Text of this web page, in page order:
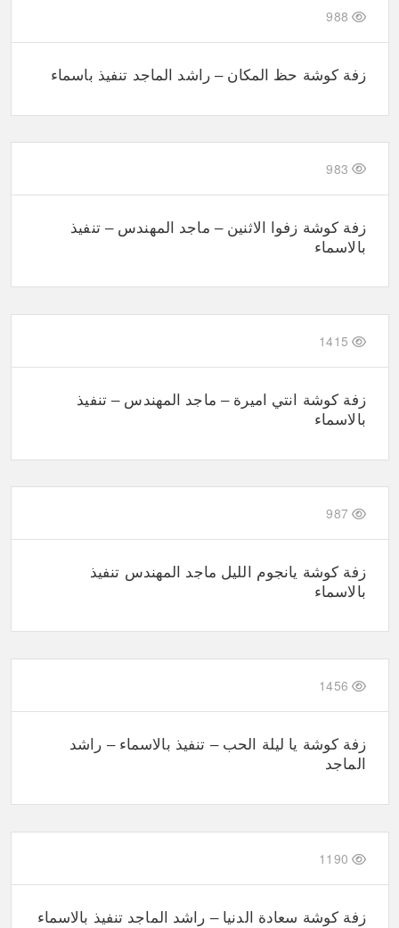
988
زفة كوشة حظ المكان – راشد الماجد تنفيذ باسماء
983
زفة كوشة زفوا الاثنين – ماجد المهندس – تنفيذ
بالاسماء
1415
زفة كوشة انتي اميرة – ماجد المهندس – تنفيذ
بالاسماء
987
زفة كوشة يانجوم الليل ماجد المهندس تنفيذ
بالاسماء
1456
زفة كوشة يا ليلة الحب – تنفيذ بالاسماء – راشد
الماجد
1190
زفة كوشة سعادة الدنيا – راشد الماجد تنفيذ بالاسماء